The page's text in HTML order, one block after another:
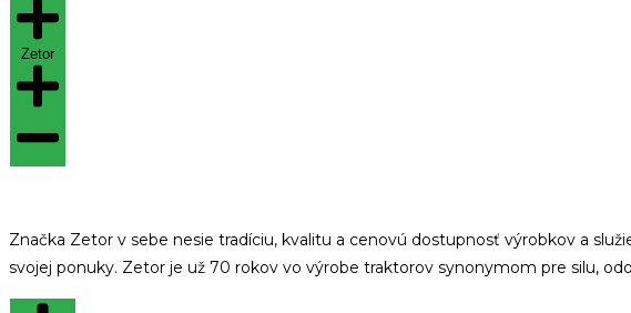
Zetor
Značka Zetor v sebe nesie tradíciu, kvalitu a cenovú dostupnosť výrobkov a
svojej ponuky. Zetor je už 70 rokov vo výrobe traktorov synonymom pre silu,